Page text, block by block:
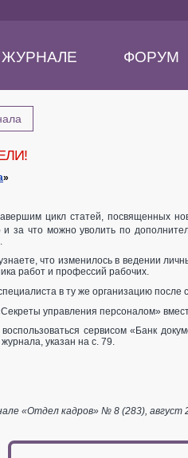
ФОРУМ
»
цикл статей, посвященных
и за что можно уволить по
что изменилось в ведении
работ и профессий рабочих.
в ту же организацию
управления персоналом»
сервисом «Банк
указан на с. 79.
«Отдел кадров» № 8 (283), август